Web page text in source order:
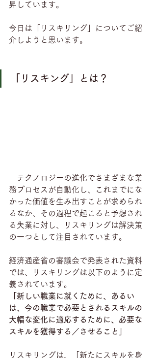
昇しています。
今日は「リスキリング」についてご紹
介しようと思います。
「リスキング」とは？
テクノロジーの進化でさまざまな業
務プロセスが自動化し、これまでにな
かった価値を生み出すことが求められ
るなか、その過程で起こると予想され
る失業に対し、リスキリングは解決策
の一つとして注目されています。
経済通産省の審議会で発表された資料
では、リスキリングは以下のように定
義されています。
「新しい職業に就くために、あるい
は、今の職業で必要とされるスキルの
大幅な変化に適応するために、必要な
スキルを獲得する／させること」
リスキリングは、「新たにスキルを身